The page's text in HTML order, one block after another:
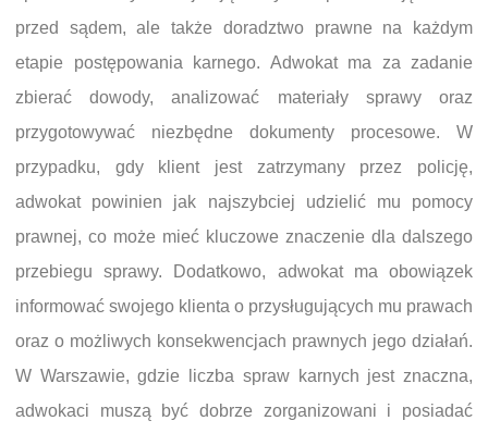
przed sądem, ale także doradztwo prawne na każdym
etapie postępowania karnego. Adwokat ma za zadanie
zbierać dowody, analizować materiały sprawy oraz
przygotowywać niezbędne dokumenty procesowe. W
przypadku, gdy klient jest zatrzymany przez policję,
adwokat powinien jak najszybciej udzielić mu pomocy
prawnej, co może mieć kluczowe znaczenie dla dalszego
przebiegu sprawy. Dodatkowo, adwokat ma obowiązek
informować swojego klienta o przysługujących mu prawach
oraz o możliwych konsekwencjach prawnych jego działań.
W Warszawie, gdzie liczba spraw karnych jest znaczna,
adwokaci muszą być dobrze zorganizowani i posiadać